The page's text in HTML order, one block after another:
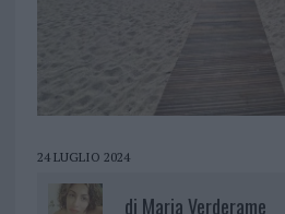
24 LUGLIO 2024
di Maria Verderame